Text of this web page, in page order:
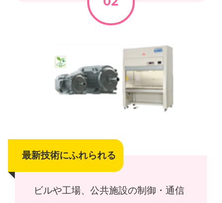
最新技術にふれられる
ビルや工場、公共施設の制御・通信